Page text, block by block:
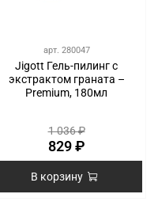
арт. 280047
Jigott Гель-пилинг с
экстрактом граната –
Premium, 180мл
1 036 ₽
829 ₽
В корзину